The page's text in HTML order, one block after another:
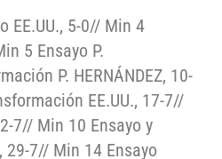
EE.UU., 5-0// Min 4
5 Ensayo P.
P. HERNÁNDEZ, 10-
EE.UU., 17-7//
7// Min 10 Ensayo y
29-7// Min 14 Ensayo